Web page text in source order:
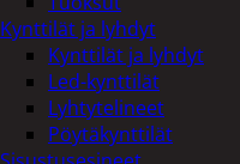
Kynttilät ja lyhdyt
Kynttilät ja lyhdyt
Led-kynttilät
Lyhtytelineet
Pöytäkynttilät